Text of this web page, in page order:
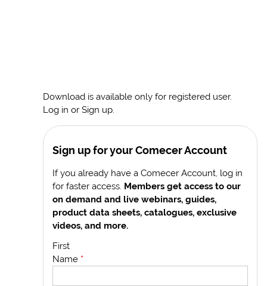
Download is available only for registered user.
Log in or Sign up.
Sign up for your Comecer Account
If you already have a Comecer Account, log in
for faster access. Members get access to our
on demand and live webinars, guides,
product data sheets, catalogues, exclusive
videos, and more.
First
Name *